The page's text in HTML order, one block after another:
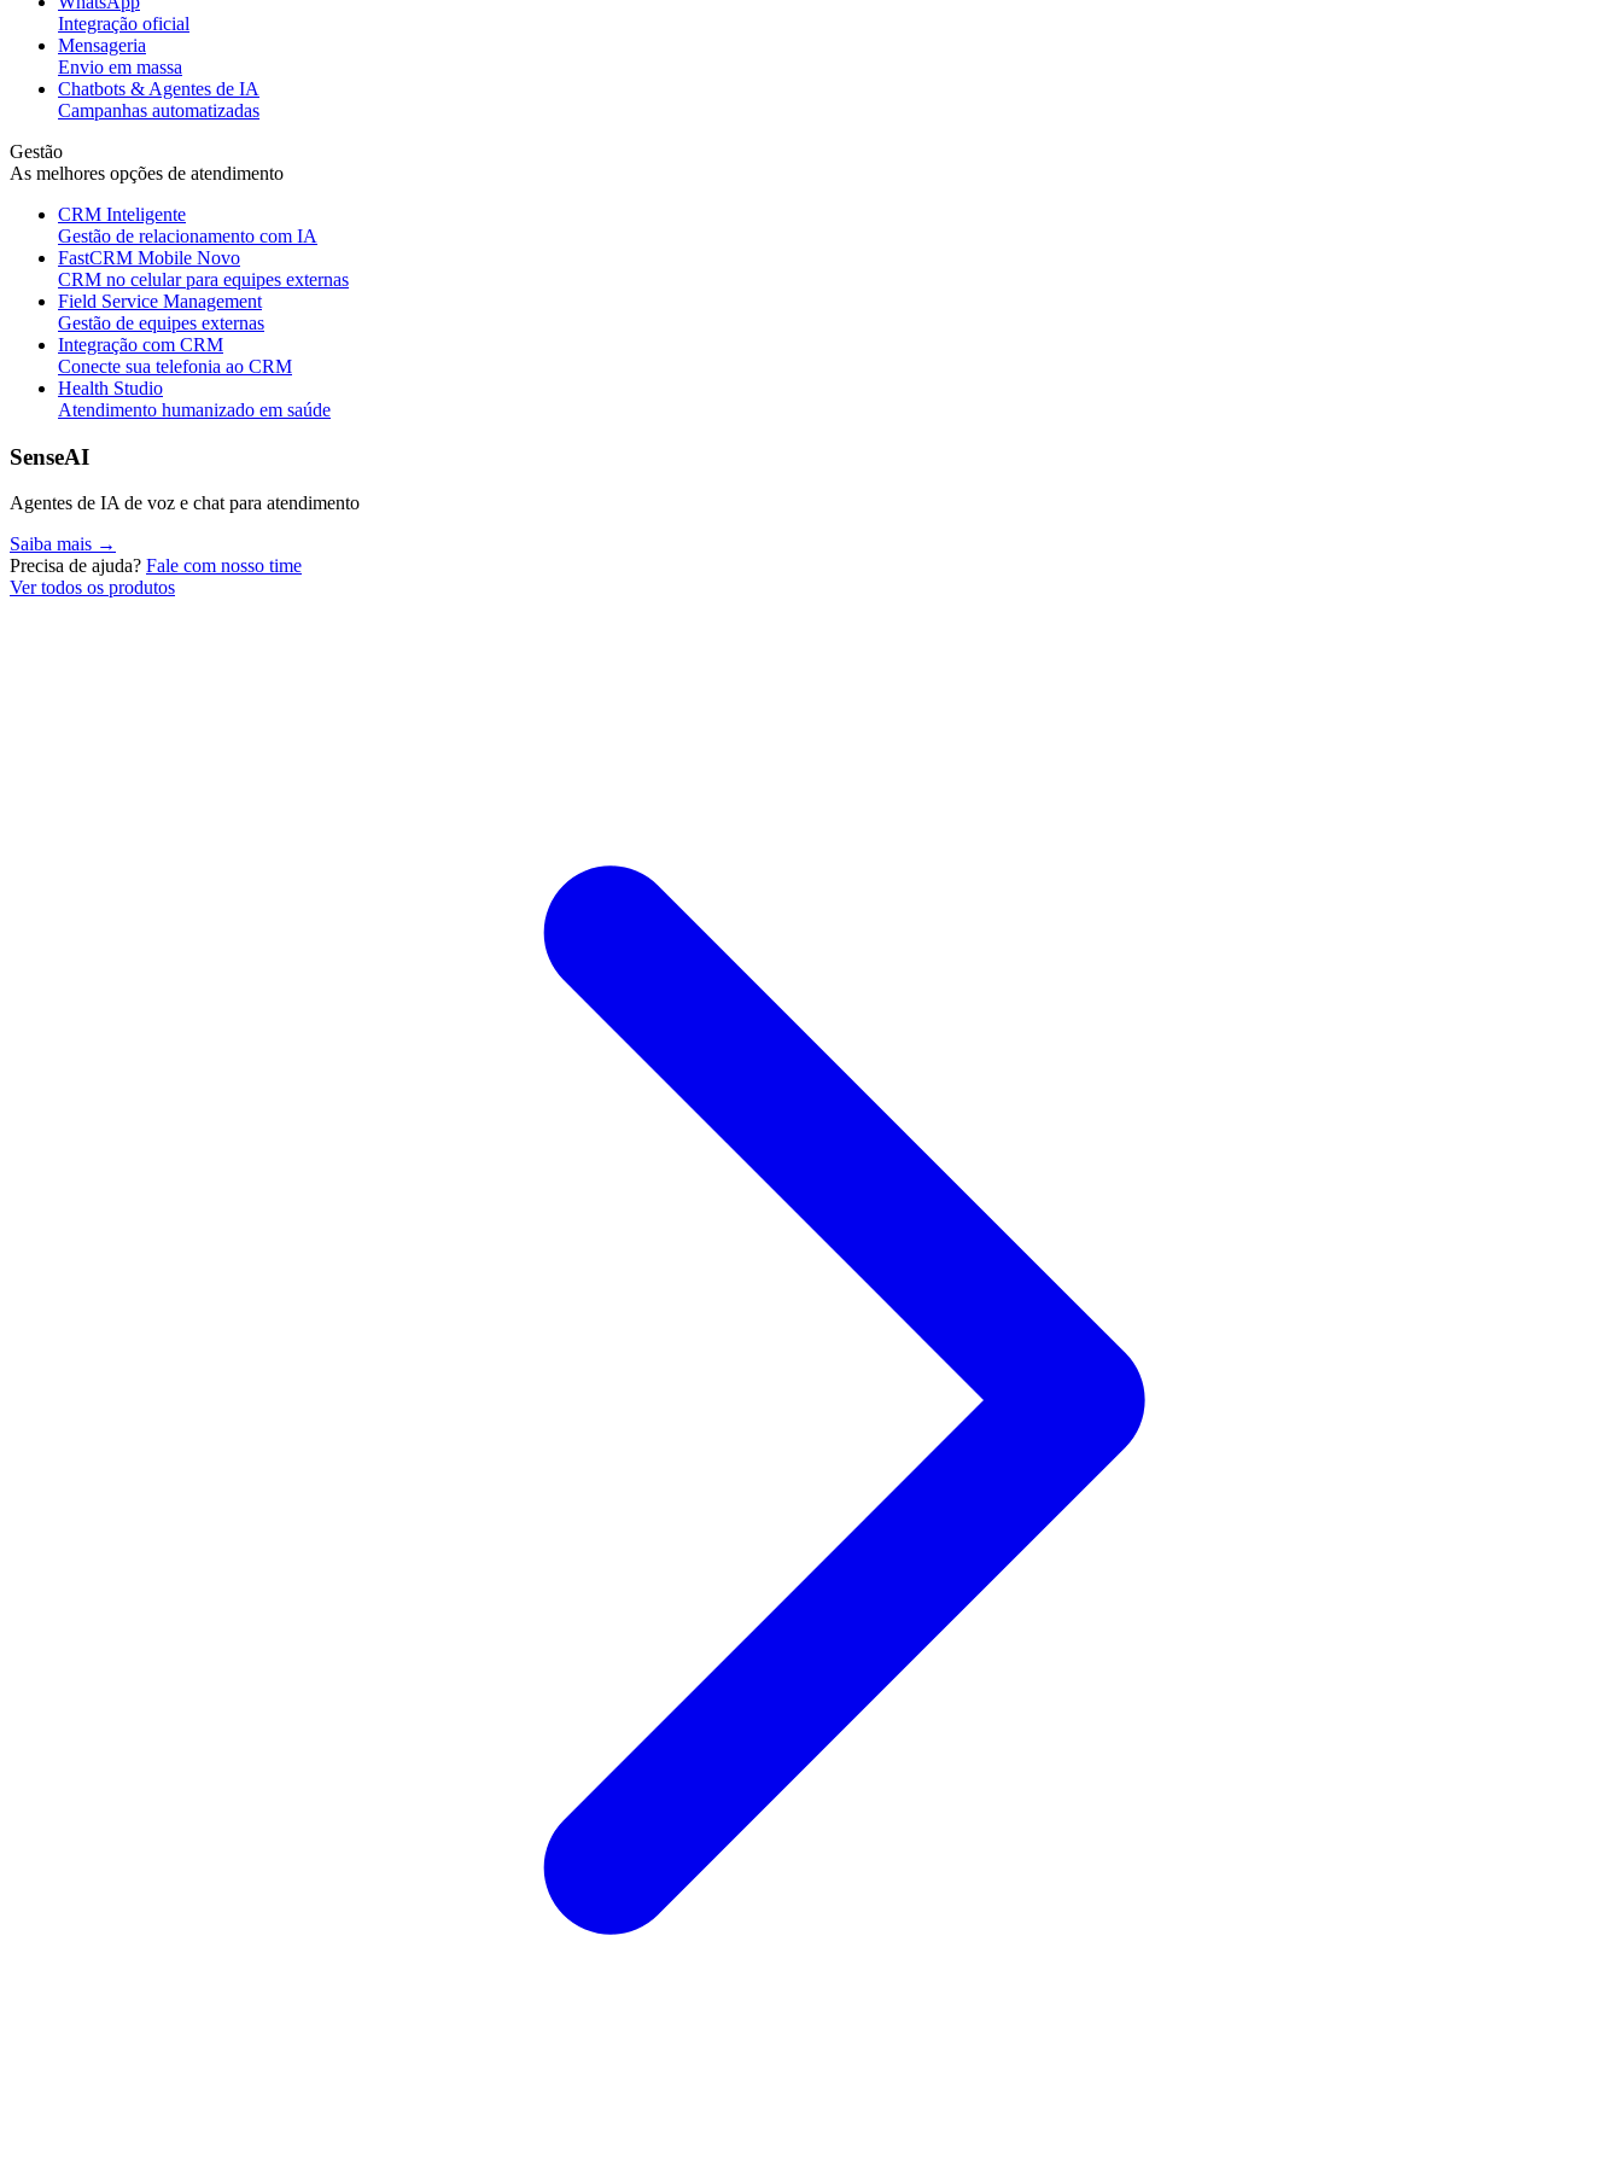
Integração oficial
Mensageria
Envio em massa
Chatbots & Agentes de IA
Campanhas automatizadas
Gestão
As melhores opções de atendimento
CRM Inteligente
Gestão de relacionamento com IA
FastCRM Mobile Novo
CRM no celular para equipes externas
Field Service Management
Gestão de equipes externas
Integração com CRM
Conecte sua telefonia ao CRM
Health Studio
Atendimento humanizado em saúde
SenseAI
Agentes de IA de voz e chat para atendimento
Saiba mais →
Precisa de ajuda? Fale com nosso time
Ver todos os produtos